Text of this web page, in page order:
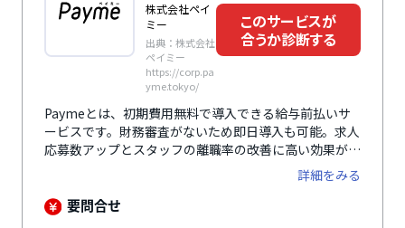
株式会社ペイ
ミー
出典：株式会社
ペイミー
https://corp.pa
yme.tokyo/
このサービスが
合うか診断する
Paymeとは、初期費用無料で導入できる給与前払いサ
ービスです。財務審査がないため即日導入も可能。求人
応募数アップとスタッフの離職率の改善に高い効果が期
待できます。プランは「立替プラン」「クレジットカー
ドプラン」「デポジットプラン」の3つ。セブン銀行口
座を使用する「デポジットプラン」であれば365日24時
詳細をみる
要問合せ